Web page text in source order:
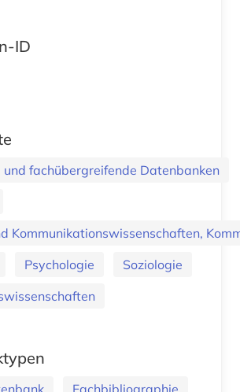
ID
und fachübergreifende Datenbanken
Kommunikationswissenschaften,
Psychologie
Soziologie
Fachbibliographie